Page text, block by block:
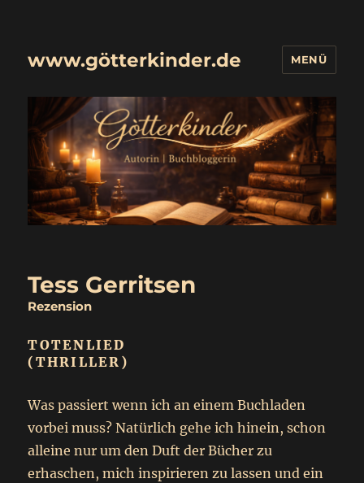
www.götterkinder.de MENÜ
Tess Gerritsen
Rezension
TOTENLIED
(THRILLER)
Was passiert wenn ich an einem Buchladen
vorbei muss? Natürlich gehe ich hinein, schon
alleine nur um den Duft der Bücher zu
erhaschen, mich inspirieren zu lassen und ein